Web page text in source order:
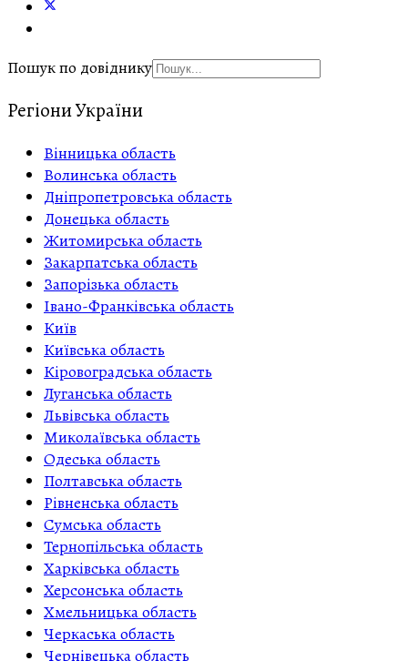
Пошук по довіднику
Регіони України
Вінницька область
Волинська область
Дніпропетровська область
Донецька область
Житомирська область
Закарпатська область
Запорізька область
Івано-Франківська область
Київ
Київська область
Кіровоградська область
Луганська область
Львівська область
Миколаївська область
Одеська область
Полтавська область
Рівненська область
Сумська область
Тернопільська область
Харківська область
Херсонська область
Хмельницька область
Черкаська область
Чернівецька область